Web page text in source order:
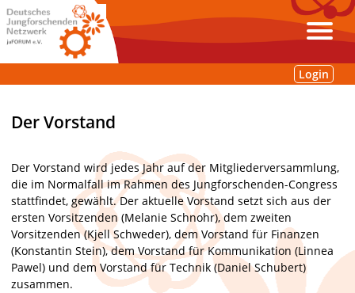
Login
Der Vorstand
Der Vorstand wird jedes Jahr auf der Mitgliederversammlung,
die im Normalfall im Rahmen des Jungforschenden-Congress
stattfindet, gewählt. Der aktuelle Vorstand setzt sich aus der
ersten Vorsitzenden (Melanie Schnohr), dem zweiten
Vorsitzenden (Kjell Schweder), dem Vorstand für Finanzen
(Konstantin Stein), dem Vorstand für Kommunikation (Linnea
Pawel) und dem Vorstand für Technik (Daniel Schubert)
zusammen.